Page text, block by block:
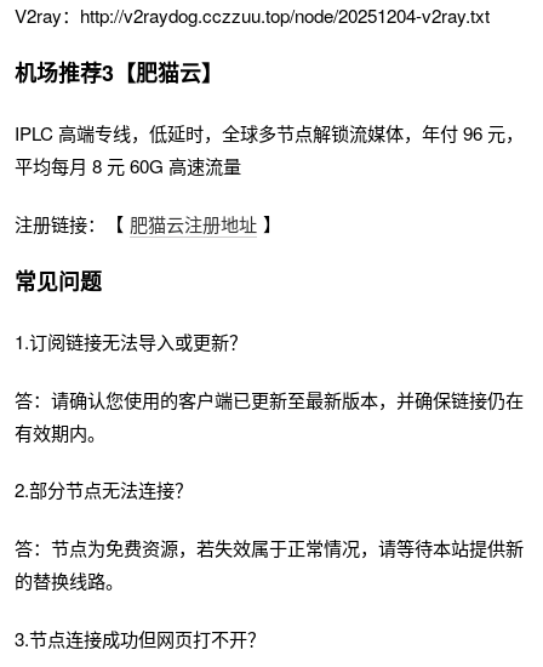
V2ray：http://v2raydog.cczzuu.top/node/20251204-v2ray.txt
机场推荐3【肥猫云】
IPLC 高端专线，低延时，全球多节点解锁流媒体，年付 96 元，
平均每月 8 元 60G 高速流量
注册链接：【 肥猫云注册地址 】
常见问题
1.订阅链接无法导入或更新？
答：请确认您使用的客户端已更新至最新版本，并确保链接仍在
有效期内。
2.部分节点无法连接？
答：节点为免费资源，若失效属于正常情况，请等待本站提供新
的替换线路。
3.节点连接成功但网页打不开？